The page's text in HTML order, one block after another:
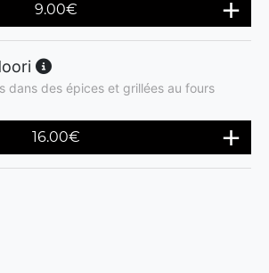
9.00€
dans des épices et grillées au fours
16.00€